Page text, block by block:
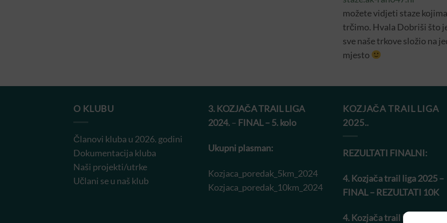
možete vidjeti staze kojima
trčimo. Hvala Dobriši što
sve naše trkove složio na
mjesto
O KLUBU
Članovi kluba u 2026. godini
Dokumentacija kluba
Naši projekti/utrke
Učlani se u naš klub
3. KOZJAČA TRAIL LIGA
2024.– FINAL – 5. kolo
Ukupni plasman:
Kozjaca_poredak_5km_2024
Kozjaca_poredak_10km_2024
KOZJAČA TRAIL LIGA
2025..
REZULTATI FINALNI:
4. Kozjača trail liga 2025 –
FINAL – REZULTATI 10K
4. Kozjača trail liga 2025 –